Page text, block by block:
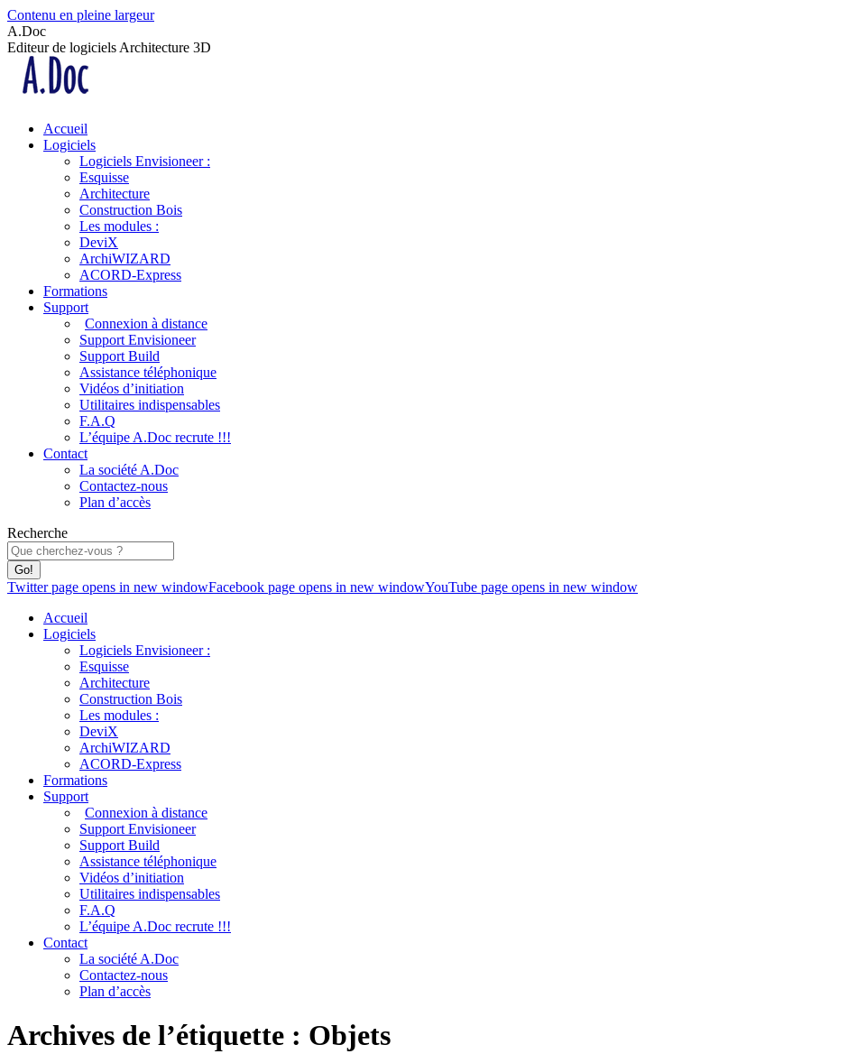
Contenu en pleine largeur
A.Doc
Editeur de logiciels Architecture 3D
Accueil
Logiciels
Logiciels Envisioneer :
Esquisse
Architecture
Construction Bois
Les modules :
DeviX
ArchiWIZARD
ACORD-Express
Formations
Support
Connexion à distance
Support Envisioneer
Support Build
Assistance téléphonique
Vidéos d’initiation
Utilitaires indispensables
F.A.Q
L’équipe A.Doc recrute !!!
Contact
La société A.Doc
Contactez-nous
Plan d’accès
Recherche
Twitter page opens in new windowFacebook page opens in new windowYouTube page opens in new window
Accueil
Logiciels
Logiciels Envisioneer :
Esquisse
Architecture
Construction Bois
Les modules :
DeviX
ArchiWIZARD
ACORD-Express
Formations
Support
Connexion à distance
Support Envisioneer
Support Build
Assistance téléphonique
Vidéos d’initiation
Utilitaires indispensables
F.A.Q
L’équipe A.Doc recrute !!!
Contact
La société A.Doc
Contactez-nous
Plan d’accès
Archives de l’étiquette : Objets